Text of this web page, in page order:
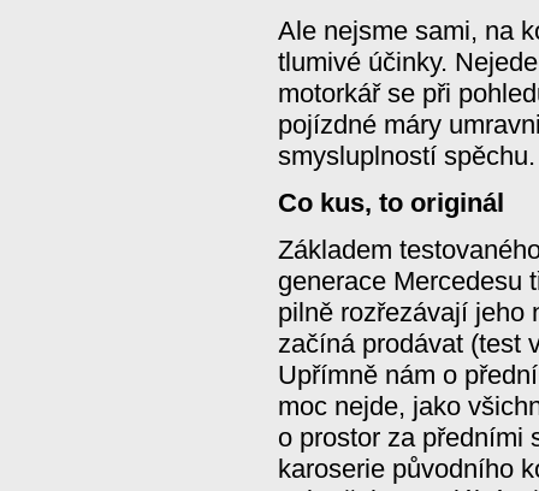
Ale nejsme sami, na
tlumivé účinky.
motorkář se při
pojízdné máry
smysluplností spěchu.
Co kus, to originál
Základem
generace Mercedesu
pilně rozřezávají jeho
začíná prodávat (test
Upřímně nám o
moc nejde, jako
o prostor za předními
karoserie původního